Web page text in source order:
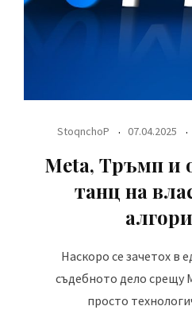
StoqnchoP 07.04.2025
Meta, Тръмп и
танц на
Наскоро се зачетох в
съдебното дело срещу
просто